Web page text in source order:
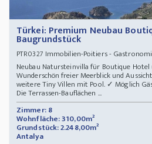
Türkei: Premium Neubau
Baugrundstück
PTR0327 Immobilien-Poitiers -
Neubau Natursteinvilla für Boutique
Wunderschön freier Meerblick und
weitere Tiny Villen mit Pool. ✓ Möglich
Die Terrassen-Bauflächen ...
Zimmer: 8
Wohnfläche: 310,00m²
Grundstück: 2.248,00m²
Antalya